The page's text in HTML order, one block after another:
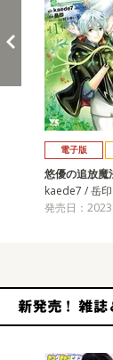
電子版
悠優の追放魔
kaede7 / 岳
発売日：